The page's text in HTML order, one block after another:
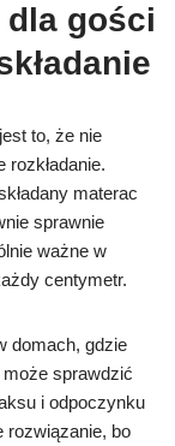
dla gości
to, że nie
materac
sprawnie
ważne w
centymetr.
domach, gdzie
może sprawdzić
i odpoczynku
rozwiązanie, bo